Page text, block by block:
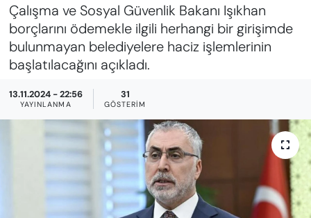
Çalışma ve Sosyal Güvenlik Bakanı Işıkhan
borçlarını ödemekle ilgili herhangi bir girişimde
bulunmayan belediyelere haciz işlemlerinin
başlatılacağını açıkladı.
13.11.2024 - 22:56
YAYINLANMA
31
GÖSTERIM
FAYDALI BİLGİLER
GÜNDEM
EĞİTİM
KADIN
Süper Lig Puan Durumu ve Fikstür
Tüm Manşetler